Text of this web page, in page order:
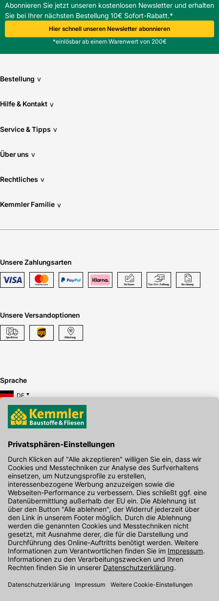
Abonnieren Sie jetzt unseren kostenlosen Newsletter und erhalten
Sie bei Ihrer nächsten Bestellung 10€ Sofort-Rabatt.*
Hier schnell unseren Newsletter abonnieren
*einlösbar ab einem Warenwert von 200€
Bestellung v
Hilfe & Kontakt v
Service & Tipps v
Über uns v
Rechtliches v
Kemmler Familie v
Unsere Zahlungsarten
Unsere Versandoptionen
Sprache
DE
Hier gibt's die kostenlose App
Kontakt
Unser Onlineshop Team ist montags bis freitags von 08:00 - 17:00
Uhr unter der Telefonnummer07071 / 151-151für Sie erreichbar.
Alternativ können Sie unser Kontaktformular nutzen.
Den Kontakt direkt in unsere Niederlassungen finden Sie